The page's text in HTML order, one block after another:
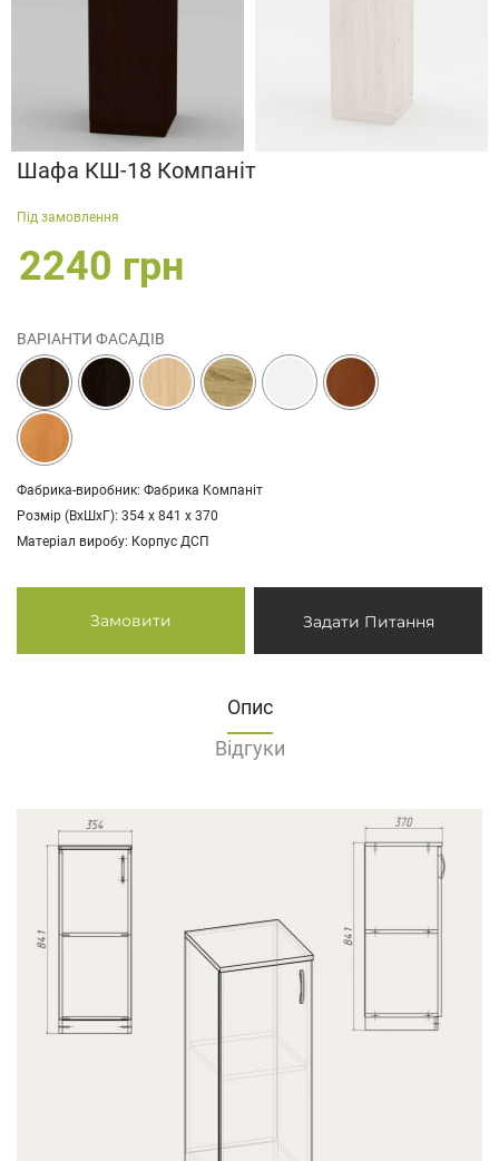
Шафа КШ-18 Компаніт
Під замовлення
2240 грн
ВАРІАНТИ ФАСАДІВ
Фабрика-виробник: Фабрика Компаніт
Розмір (ВхШхГ): 354 х 841 х 370
Матеріал виробу: Корпус ДСП
Замовити Задати Питання
Опис
Відгуки